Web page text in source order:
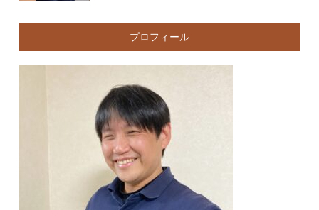
プロフィール